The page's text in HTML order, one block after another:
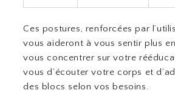
Ces postures, renforcées par
vous aideront à vous sentir plus
vous concentrer sur votre
vous d’écouter votre corps et
des blocs selon vos besoins.